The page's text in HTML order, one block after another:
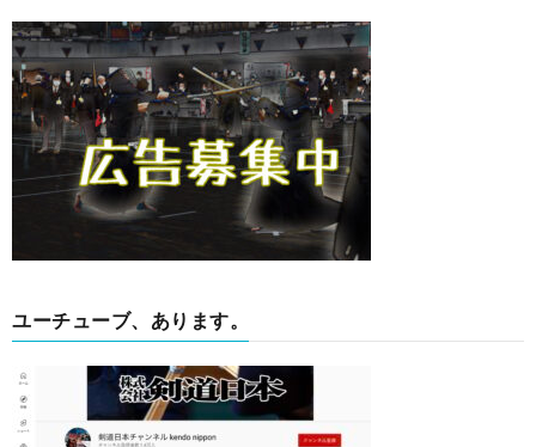
ユーチューブ、あります。